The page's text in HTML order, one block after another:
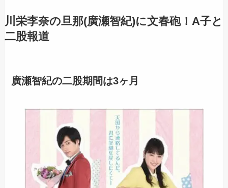
川栄李奈の旦那(廣瀬智紀)に文春砲！A子と
二股報道
廣瀬智紀の二股期間は3ヶ月